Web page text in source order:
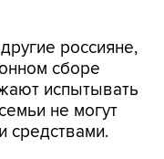
россияне,
сборе
испытывать
не могут
средствами.